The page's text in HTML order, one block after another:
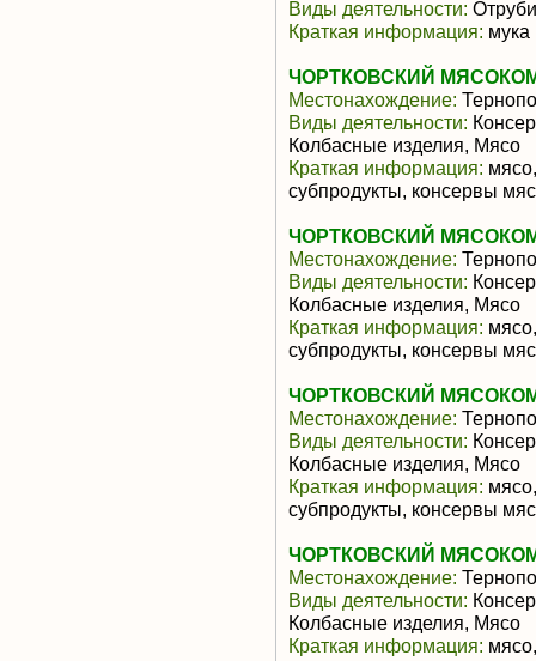
Виды деятельности:
Краткая информация:
ЧОРТКОВСКИЙ
Местонахождение:
Виды деятельности:
Колбасные изделия, Мясо
Краткая информация:
субпродукты, консервы
ЧОРТКОВСКИЙ
Местонахождение:
Виды деятельности:
Колбасные изделия, Мясо
Краткая информация:
субпродукты, консервы
ЧОРТКОВСКИЙ
Местонахождение:
Виды деятельности:
Колбасные изделия, Мясо
Краткая информация:
субпродукты, консервы
ЧОРТКОВСКИЙ
Местонахождение:
Виды деятельности:
Колбасные изделия, Мясо
Краткая информация: